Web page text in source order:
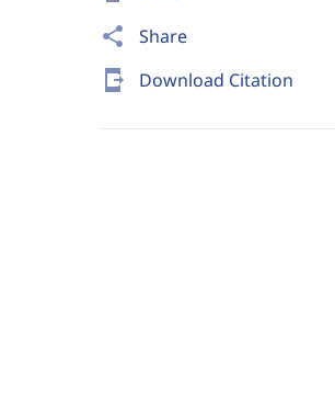
share Share
send_to_mobile Download Citation